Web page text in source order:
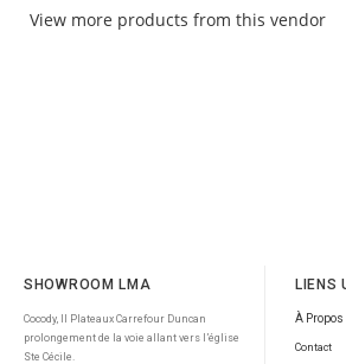
View more products from this vendor
SHOWROOM LMA
Cocody, II Plateaux Carrefour Duncan
prolongement de la voie allant vers l’église
Ste Cécile.
LIENS
À Propos
Contact